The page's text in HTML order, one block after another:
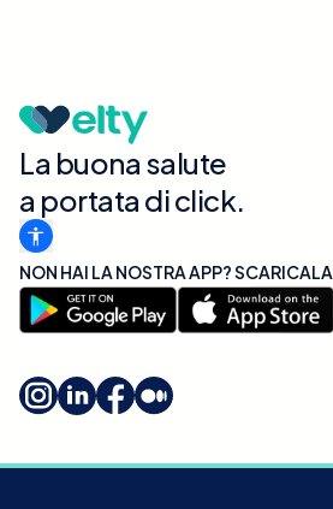
La buona salute
a portata di click.
NON HAI LA NOSTRA APP? SCARICALA